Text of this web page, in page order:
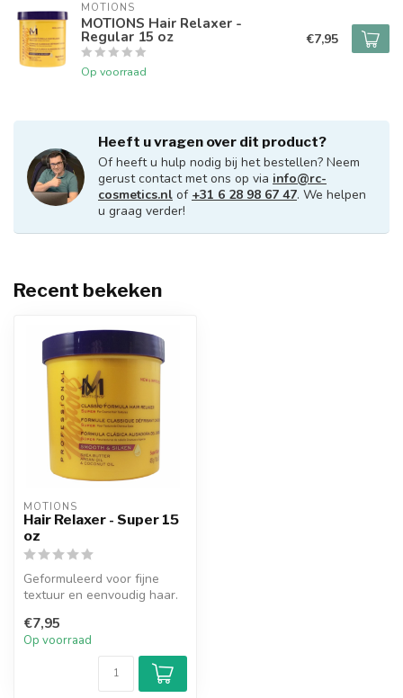
MOTIONS
MOTIONS Hair Relaxer -
Regular 15 oz
Op voorraad
€7,95
Heeft u vragen over dit product?
Of heeft u hulp nodig bij het bestellen? Neem
gerust contact met ons op via info@rc-
cosmetics.nl of +31 6 28 98 67 47. We helpen
u graag verder!
Recent bekeken
MOTIONS
Hair Relaxer - Super 15
oz
Geformuleerd voor fijne
textuur en eenvoudig haar.
€7,95
Op voorraad